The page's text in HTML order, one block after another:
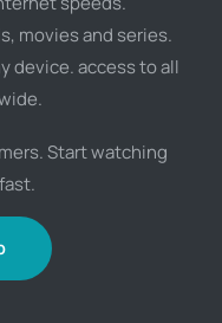
movies and series.
device. access to all
Start watching